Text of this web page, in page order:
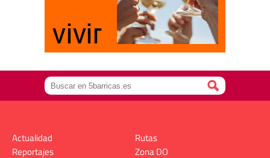
Actualidad
Reportajes
Rutas
Zona DO